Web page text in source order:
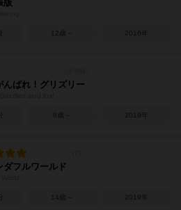
版
12歳～ 2016年
んばれ！グリズリー
8歳～ 2019年
ダフルワールド
14歳～ 2019年